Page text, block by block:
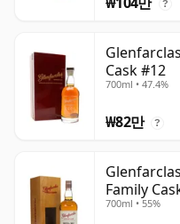
?
Cask #12
700ml • 47.4%
₩82만 ?
Family
700ml • 55%